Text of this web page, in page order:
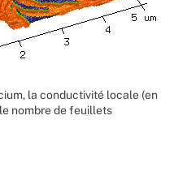
la conductivité locale (en
nombre de feuillets